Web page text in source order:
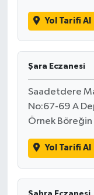
Yol Tarifi Al
Şara Eczanesi
Saadetdere
No:67-69 A
Örnek Böreğin
Yol Tarifi Al